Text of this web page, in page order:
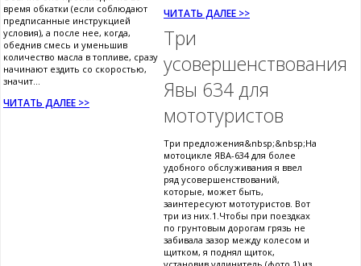
время обкатки (если соблюдают
предписанные инструкцией
условия), а после нее, когда,
обеднив смесь и уменьшив
количество масла в топливе, сразу
начинают ездить со скоростью,
значит...
ЧИТАТЬ ДАЛЕЕ >>
ЧИТАТЬ ДАЛЕЕ >>
Три
усовершенствования
Явы 634 для
мототуристов
Три предложения&nbsp;&nbsp;На
мотоцикле ЯВА-634 для более
удобного обслуживания я ввел
ряд усовершенствований,
которые, может быть,
заинтересуют мототуристов. Вот
три из них.1.Чтобы при поездках
по грунтовым дорогам грязь не
забивала зазор между колесом и
щитком, я поднял щиток,